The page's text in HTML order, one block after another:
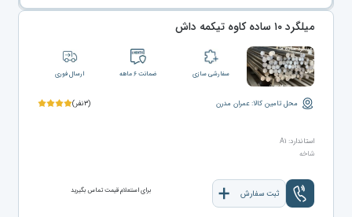
میلگرد ۱۰ ساده کاوه تیکمه داش
سفارشی سازی ضمانت ۶ ماهه ارسال فوری
محل تامین کالا: عمران مدرن (۳نفر)
استاندارد: A۱
شاخه
ثبت سفارش برای استعلام قیمت تماس بگیرید